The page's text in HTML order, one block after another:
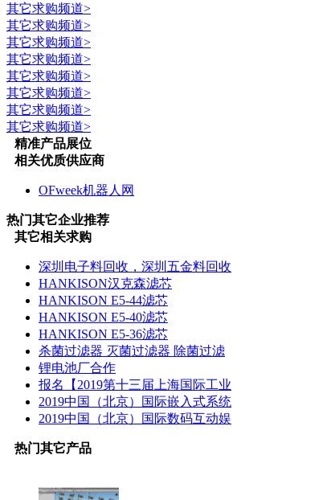
其它求购频道>
其它求购频道>
其它求购频道>
其它求购频道>
其它求购频道>
其它求购频道>
其它求购频道>
其它求购频道>
精准产品展位
相关优质供应商
OFweek机器人网
热门其它企业推荐
其它相关求购
深圳电子料回收，深圳五金料回收
HANKISON汉克森滤芯
HANKISON E5-44滤芯
HANKISON E5-40滤芯
HANKISON E5-36滤芯
杀菌过滤器 灭菌过滤器 除菌过滤
锂电池厂合作
报名【2019第十三届上海国际工业
2019中国（北京）国际嵌入式系统
2019中国（北京）国际数码互动娱
热门其它产品